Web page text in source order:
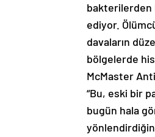
bakterilerden
ediyor.
davaların
bölgelerde
McMaster
“Bu, eski bir
bugün hala